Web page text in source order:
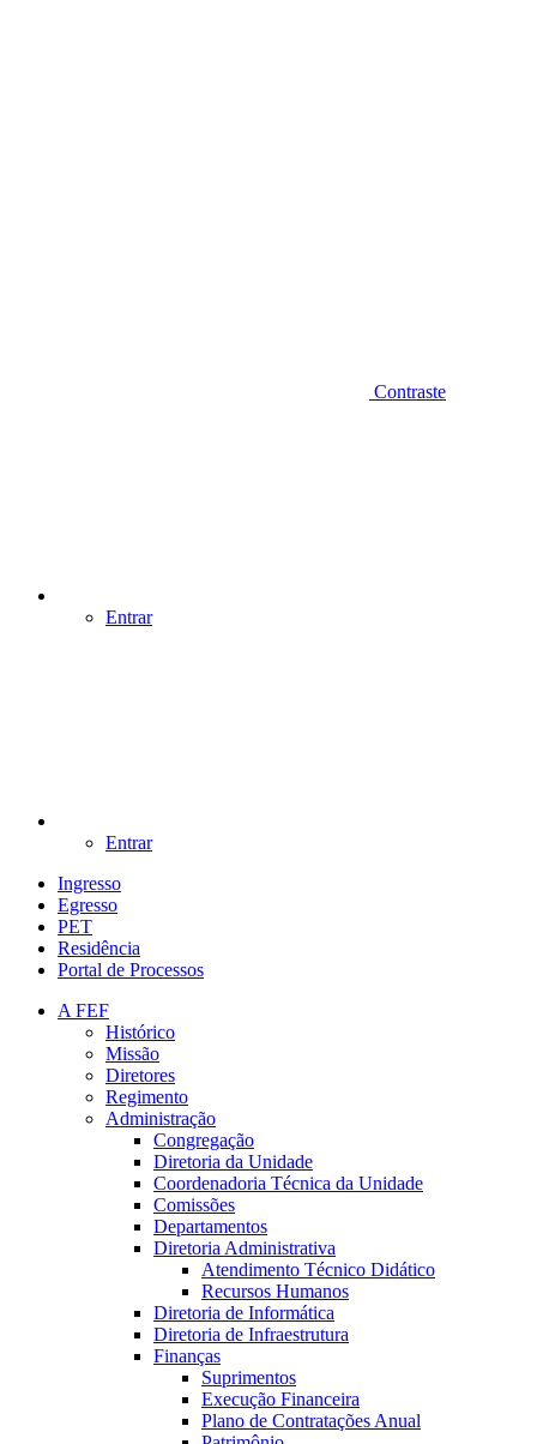
Contraste
Entrar
Entrar
Ingresso
Egresso
PET
Residência
Portal de Processos
A FEF
Histórico
Missão
Diretores
Regimento
Administração
Congregação
Diretoria da Unidade
Coordenadoria Técnica da Unidade
Comissões
Departamentos
Diretoria Administrativa
Atendimento Técnico Didático
Recursos Humanos
Diretoria de Informática
Diretoria de Infraestrutura
Finanças
Suprimentos
Execução Financeira
Plano de Contratações Anual